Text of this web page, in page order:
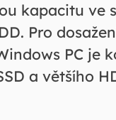
kapacitu ve
Pro
PC je
a většího